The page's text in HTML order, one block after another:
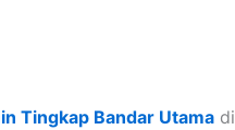
Tingkap Bandar Utama